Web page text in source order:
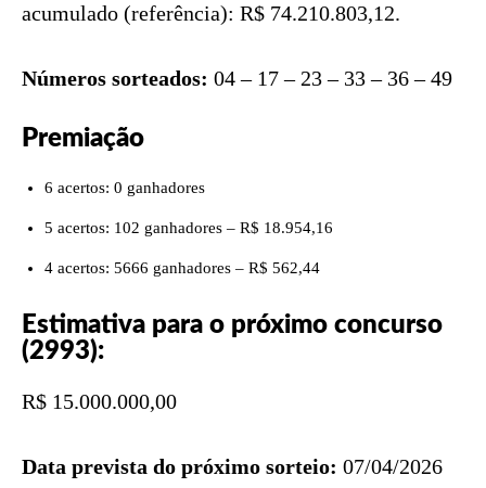
acumulado (referência): R$ 74.210.803,12.
Números sorteados: 04 – 17 – 23 – 33 – 36 – 49
Premiação
6 acertos: 0 ganhadores
5 acertos: 102 ganhadores – R$ 18.954,16
4 acertos: 5666 ganhadores – R$ 562,44
Estimativa para o próximo concurso
(2993):
R$ 15.000.000,00
Data prevista do próximo sorteio: 07/04/2026